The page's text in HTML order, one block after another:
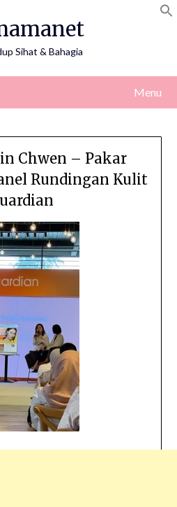
Sihat & Bahagia
Menu
Chwen – Pakar
Rundingan Kulit